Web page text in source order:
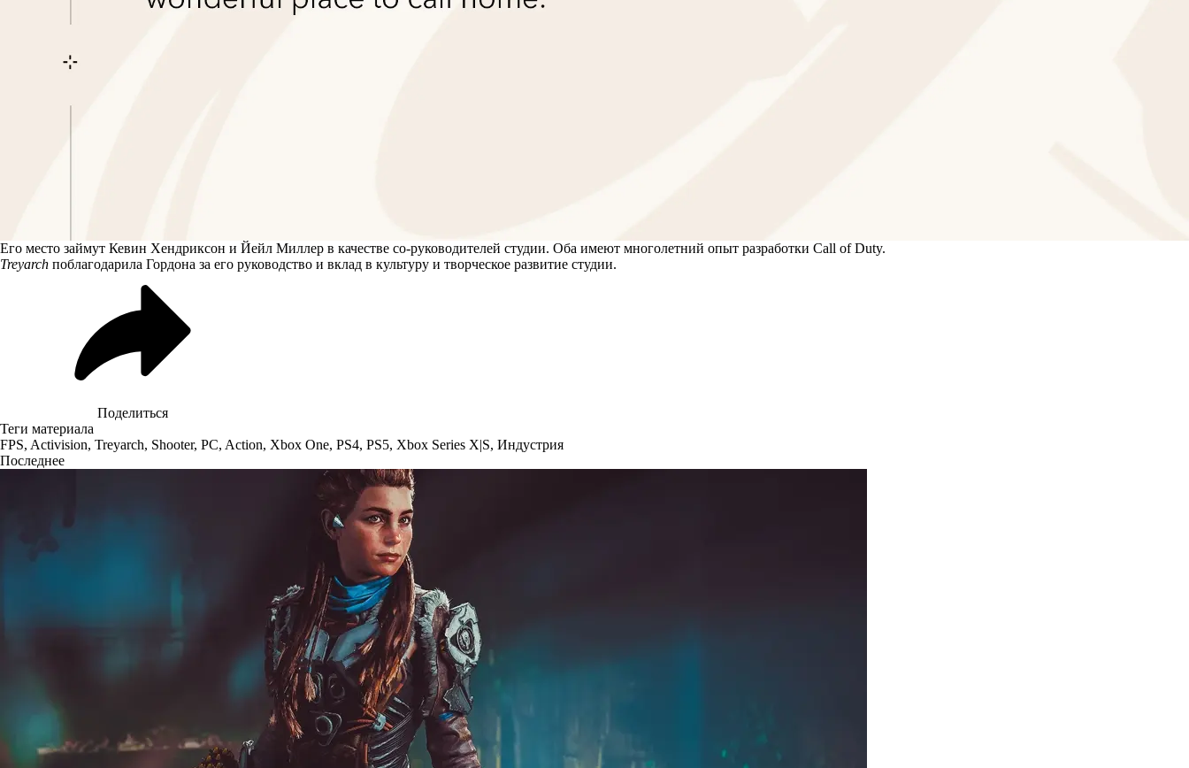
Его место займут Кевин Хендриксон и Йейл Миллер в качестве со-руководителей студии. Оба имеют многолетний опыт разработки Call of Duty.
Treyarch поблагодарила Гордона за его руководство и вклад в культуру и творческое развитие студии.
Поделиться
Теги материала
FPS, Activision, Treyarch, Shooter, PC, Action, Xbox One, PS4, PS5, Xbox Series X|S, Индустрия
Последнее